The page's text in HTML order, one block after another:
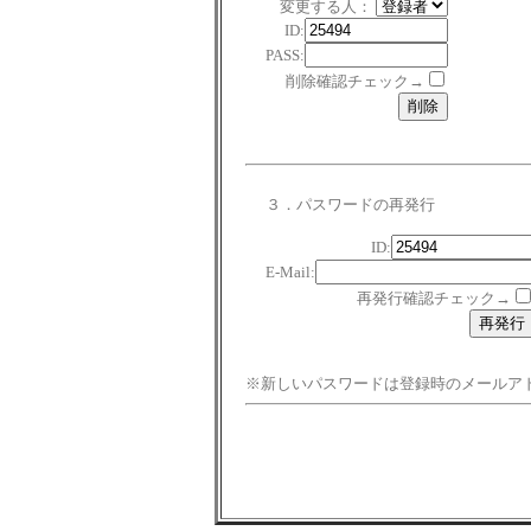
変更する人：
ID:
PASS:
削除確認チェック→
３．パスワードの再発行
ID:
E-Mail:
再発行確認チェック→
※新しいパスワードは登録時のメールア